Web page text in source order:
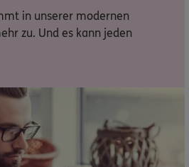
privaten Altersvorsorge
informieren
benötigen?
in unserer modernen
zu. Und es kann jeden